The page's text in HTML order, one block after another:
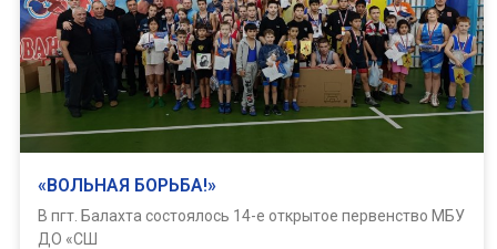
«ВОЛЬНАЯ БОРЬБА!»
В пгт. Балахта состоялось 14-е открытое первенство МБУ
ДО «СШ